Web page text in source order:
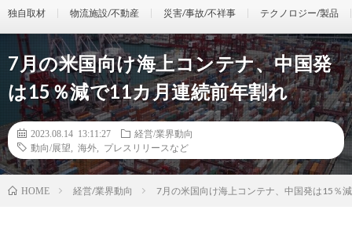
独自取材 物流施設/不動産 災害/事故/不祥事 テクノロジー/製品
7月の米国向け海上コンテナ、中国発
は15％減で11カ月連続前年割れ
2023.08.14 13:11:27
経営/業界動向
動向/展望
海外 プレスリリースなど
HOME 経営/業界動向 7月の米国向け海上コンテナ、中国発は15％